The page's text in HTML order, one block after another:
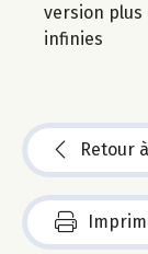
version plus
infinies
Retour